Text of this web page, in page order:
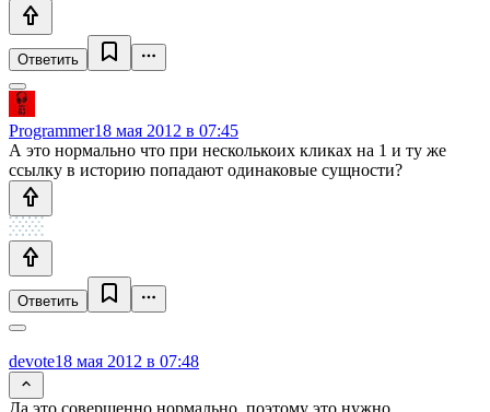
Ответить
Programmer18 мая 2012 в 07:45
А это нормально что при несколькоих кликах на 1 и ту же
ссылку в историю попадают одинаковые сущности?
Ответить
devote18 мая 2012 в 07:48
Да это совершенно нормально, поэтому это нужно